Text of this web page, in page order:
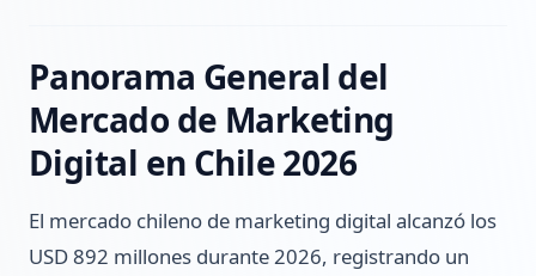
Panorama General del
Mercado de Marketing
Digital en Chile 2026
El mercado chileno de marketing digital alcanzó los
USD 892 millones durante 2026, registrando un